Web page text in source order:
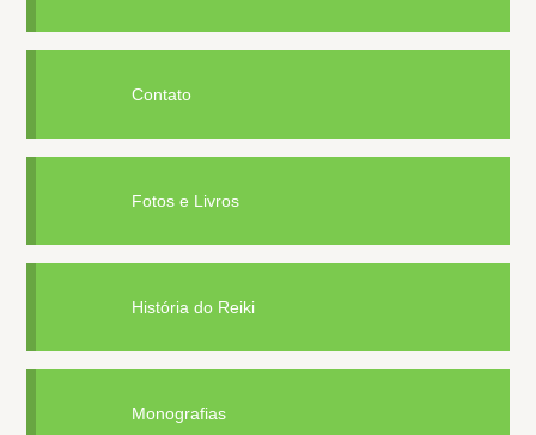
Contato
Fotos e Livros
História do Reiki
Monografias